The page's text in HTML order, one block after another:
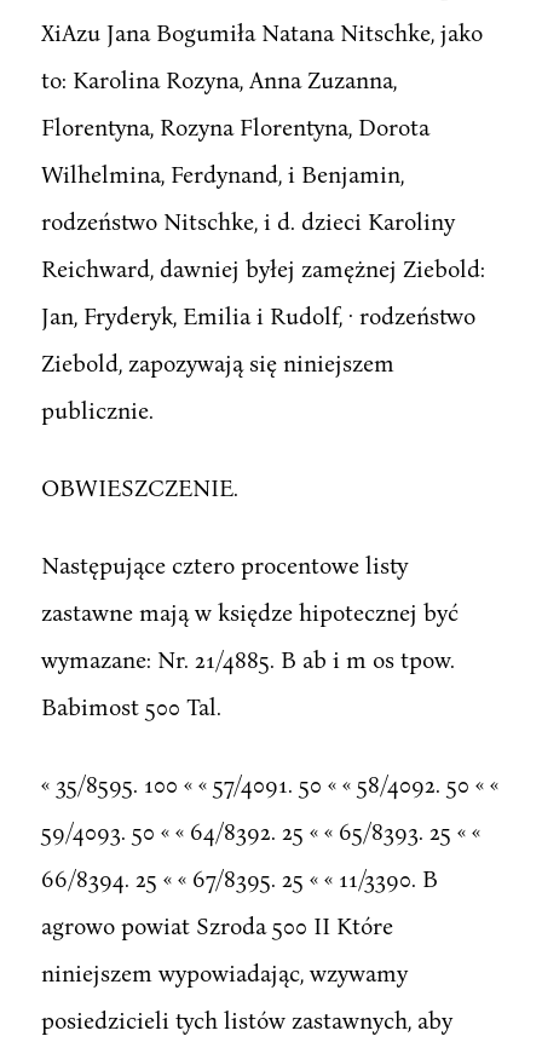
XiAzu Jana Bogumiła Natana Nitschke, jako
to: Karolina Rozyna, Anna Zuzanna,
Florentyna, Rozyna Florentyna, Dorota
Wilhelmina, Ferdynand, i Benjamin,
rodzeństwo Nitschke, i d. dzieci Karoliny
Reichward, dawniej byłej zamężnej Ziebold:
Jan, Fryderyk, Emilia i Rudolf, · rodzeństwo
Ziebold, zapozywają się niniejszem
publicznie.
OBWIESZCZENIE.
Następujące cztero procentowe listy
zastawne mają w księdze hipotecznej być
wymazane: Nr. 21/4885. B ab i m os tpow.
Babimost 500 Tal.
« 35/8595. 100 « « 57/4091. 50 « « 58/4092. 50 « «
59/4093. 50 « « 64/8392. 25 « « 65/8393. 25 « «
66/8394. 25 « « 67/8395. 25 « « 11/3390. B
agrowo powiat Szroda 500 II Które
niniejszem wypowiadając, wzywamy
posiedzicieli tych listów zastawnych, aby